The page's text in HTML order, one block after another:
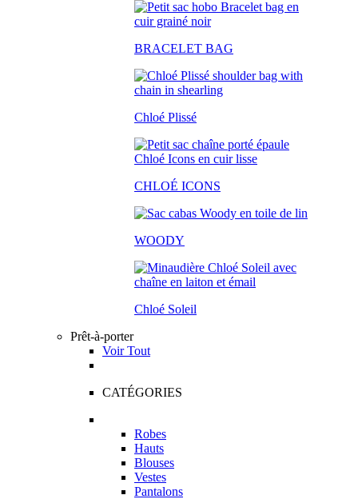
BRACELET BAG
Chloé Plissé
CHLOÉ ICONS
WOODY
Chloé Soleil
Prêt-à-porter
Voir Tout
CATÉGORIES
Robes
Hauts
Blouses
Vestes
Pantalons